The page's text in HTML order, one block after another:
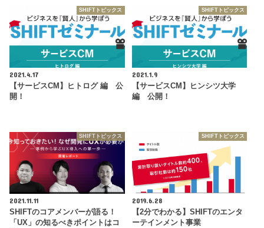
SHIFTトピックス
2021.4.17
【サービスCM】ヒトログ 編 公
開！
SHIFTトピックス
2021.1.9
【サービスCM】ヒンシツ大学
編 公開！
SHIFTトピックス
2021.11.11
SHIFTのコアメンバーが語る！
「UX」の知るべきポイントはコ
SHIFTトピックス
2019.6.28
【2分でわかる】SHIFTのエンタ
ーテインメント事業